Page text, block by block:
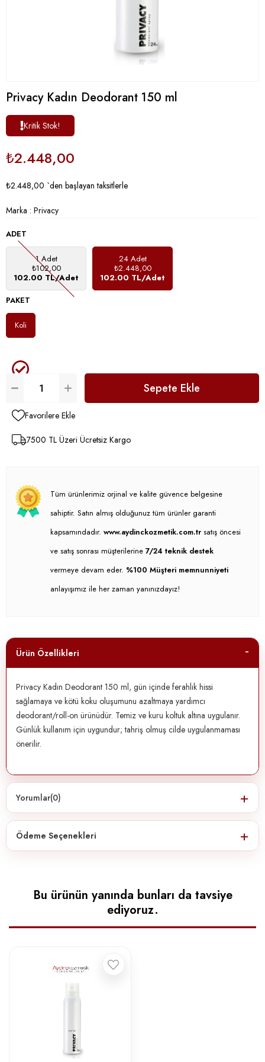
Privacy Kadın Deodorant 150 ml
Kritik Stok!
₺2.448,00
₺2.448,00 `den başlayan taksitlerle
Marka : Privacy
ADET
1 Adet
₺102,00
102.00 TL/Adet
24 Adet
₺2.448,00
102.00 TL/Adet
PAKET
Koli
Favorilere Ekle
7500 TL Üzeri Ücretsiz Kargo
Tüm ürünlerimiz orjinal ve kalite güvence belgesine
sahiptir. Satın almış olduğunuz tüm ürünler garanti
kapsamındadır. www.aydinckozmetik.com.tr satış öncesi
ve satış sonrası müşterilerine 7/24 teknik destek
vermeye devam eder. %100 Müşteri memnunniyeti
anlayışımız ile her zaman yanınızdayız!
Ürün Özellikleri
Privacy Kadın Deodorant 150 ml, gün içinde ferahlık hissi
sağlamaya ve kötü koku oluşumunu azaltmaya yardımcı
deodorant/roll-on ürünüdür. Temiz ve kuru koltuk altına uygulanır.
Günlük kullanım için uygundur; tahriş olmuş cilde uygulanmaması
önerilir.
Yorumlar(0)
Ödeme Seçenekleri
Bu ürünün yanında bunları da tavsiye
ediyoruz.